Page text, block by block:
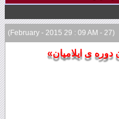
(27 - February - 2015 29 : 09 AM)
دوره ی ایلامیان»